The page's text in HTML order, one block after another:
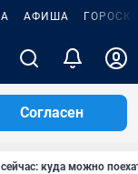
АФИША
Согласен
сейчас: куда можно